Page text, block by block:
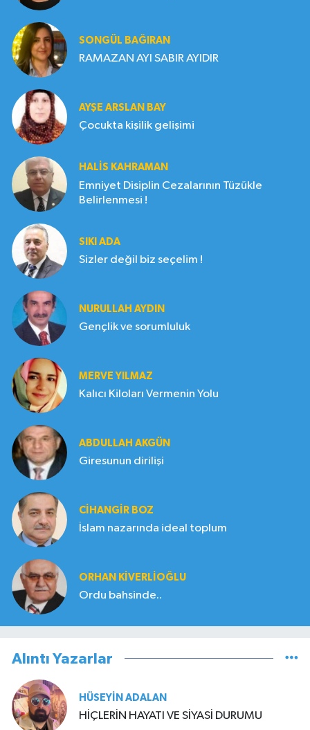
SONGÜL BAĞIRAN
RAMAZAN AYI SABIR AYIDIR
AYŞE ARSLAN BAY
Çocukta kişilik gelişimi
HALIS KAHRAMAN
Emniyet Disiplin Cezalarının Tüzükle
Belirlenmesi !
SIKI ADA
Sizler değil biz seçelim !
NURULLAH AYDIN
Gençlik ve sorumluluk
MERVE YILMAZ
Kalıcı Kiloları Vermenin Yolu
ABDULLAH AKGÜN
Giresunun dirilişi
CIHANGIR BOZ
İslam nazarında ideal toplum
ORHAN KIVERLIOĞLU
Ordu bahsinde..
Alıntı Yazarlar
HÜSEYIN ADALAN
HİÇLERİN HAYATI VE SİYASİ DURUMU